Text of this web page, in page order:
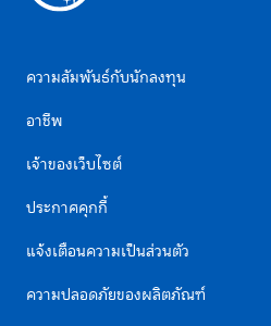
ความสัมพันธ์กับนักลงทุน
อาชีพ
เจ้าของเว็บไซต์
ประกาศคุกกี้
แจ้งเตือนความเป็นส่วนตัว
ความปลอดภัยของผลิตภัณฑ์